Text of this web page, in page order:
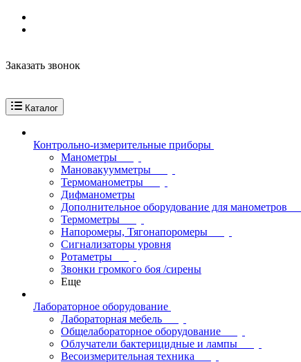
Заказать звонок
Каталог
Контрольно-измерительные приборы
Манометры
Мановакуумметры
Термоманометры
Дифманометры
Дополнительное оборудование для манометров
Термометры
Напоромеры, Тягонапоромеры
Сигнализаторы уровня
Ротаметры
Звонки громкого боя /сирены
Еще
Лабораторное оборудование
Лабораторная мебель
Общелабораторное оборудование
Облучатели бактерицидные и лампы
Весоизмерительная техника